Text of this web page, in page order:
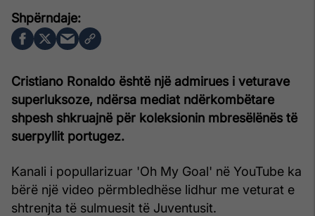
Cristiano Ronaldo është një admirues i veturave
superluksoze, ndërsa mediat ndërkombëtare
shpesh shkruajnë për koleksionin mbresëlënës të
suerpyllit portugez.
Kanali i popullarizuar 'Oh My Goal' në YouTube ka
bërë një video përmbledhëse lidhur me veturat e
shtrenjta të sulmuesit të Juventusit.